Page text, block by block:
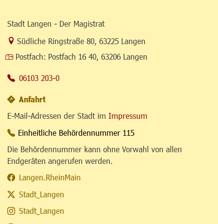
Stadt Langen - Der Magistrat
Link zur Google-Maps Navigation
Südliche Ringstraße 80 63225 Langen
Postfach: Postfach 16 40, 63206 Langen
06103 203-0
Anfahrt
E-Mail-Adressen der Stadt im Impressum
Einheitliche Behördennummer 115
Die Behördennummer kann ohne Vorwahl von allen
Endgeräten angerufen werden.
Langen.RheinMain
Stadt_Langen
Stadt_Langen